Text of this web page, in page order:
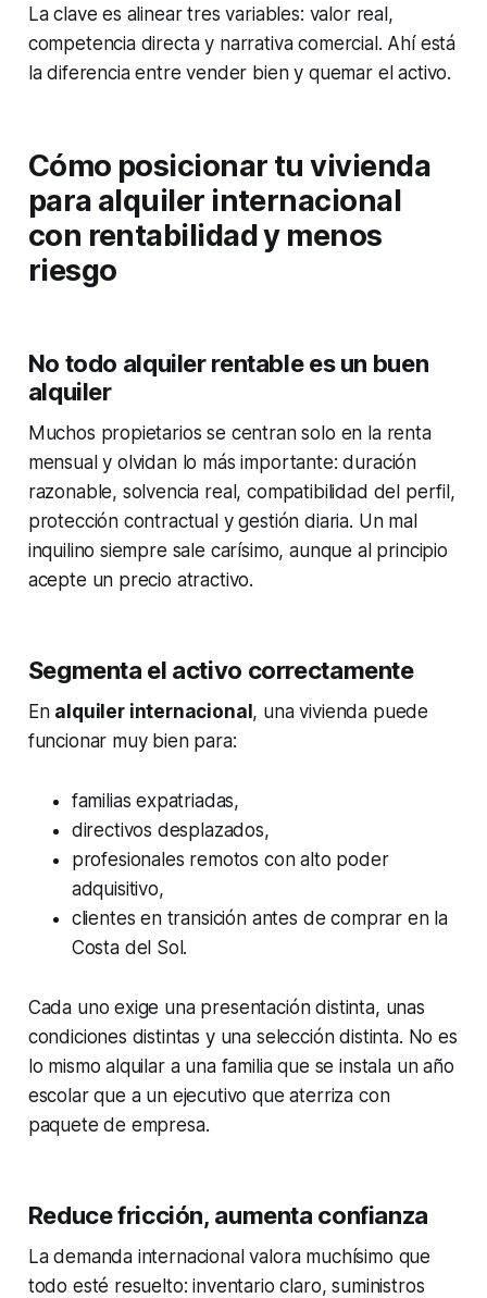
La clave es alinear tres variables: valor real,
competencia directa y narrativa comercial. Ahí está
la diferencia entre vender bien y quemar el activo.
Cómo posicionar tu vivienda
para alquiler internacional
con rentabilidad y menos
riesgo
No todo alquiler rentable es un buen
alquiler
Muchos propietarios se centran solo en la renta
mensual y olvidan lo más importante: duración
razonable, solvencia real, compatibilidad del perfil,
protección contractual y gestión diaria. Un mal
inquilino siempre sale carísimo, aunque al principio
acepte un precio atractivo.
Segmenta el activo correctamente
En alquiler internacional , una vivienda puede
funcionar muy bien para:
familias expatriadas,
directivos desplazados,
profesionales remotos con alto poder
adquisitivo,
clientes en transición antes de comprar en la
Costa del Sol.
Cada uno exige una presentación distinta, unas
condiciones distintas y una selección distinta. No es
lo mismo alquilar a una familia que se instala un año
escolar que a un ejecutivo que aterriza con
paquete de empresa.
Reduce fricción, aumenta confianza
La demanda internacional valora muchísimo que
todo esté resuelto: inventario claro, suministros